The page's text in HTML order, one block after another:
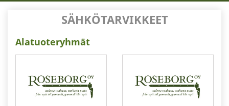
SÄHKÖTARVIKKEET
Alatuoteryhmät